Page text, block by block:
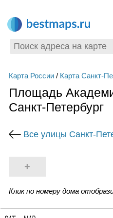
Карта России/ Карта Санкт-
Площадь
Санкт-Петербург
Все улицы Санкт-
+
Клик по номеру дома